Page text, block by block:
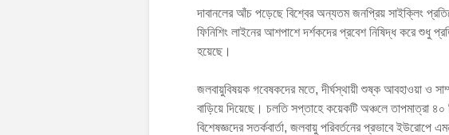
দাবানলের আঁচ পড়েছে বিশ্বের অন্যতম জনপ্রিয় সাইক্লিং
ফিনিশিং লাইনের আশপাশে দর্শকদের প্রবেশ নিষিদ্ধ করে শুধু
হয়েছে।
জলবায়ুবিষয়ক গবেষকদের মতে, দীর্ঘস্থায়ী শুষ্ক আবহাওয়া ও
বাড়িয়ে দিয়েছে। চলতি সপ্তাহে কয়েকটি অঞ্চলে তাপমাত্রা ৪০
বিশেষজ্ঞদের সতর্কবার্তা, জলবায়ু পরিবর্তনের প্রভাবে